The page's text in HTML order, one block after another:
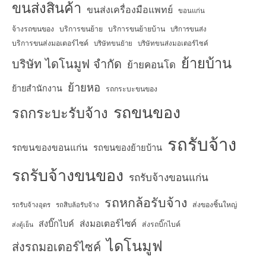
ขนส่งสินค้า ขนส่งเครื่องมือแพทย์ ขอนแก่น
จ้างรถขนของ บริการขนย้าย บริการขนย้ายบ้าน บริการขนส่ง
บริการขนส่งมอเตอร์ไซค์ บริษัทขนย้าย บริษัทขนส่งมอเตอร์ไซค์
บริษัท ไดโนมูฟ จำกัด ย้ายคอนโด ย้ายบ้าน
ย้ายสำนักงาน ย้ายหอ รถกระบะขนของ
รถกระบะรับจ้าง รถขนของ
รถขนของขอนแก่น รถขนของย้ายบ้าน รถรับจ้าง
รถรับจ้างขนของ รถรับจ้างขอนแก่น
รถรับจ้างอุดร รถสิบล้อรับจ้าง รถหกล้อรับจ้าง ส่งของชิ้นใหญ่
ส่งตู้เย็น ส่งบิ๊กไบค์ ส่งมอเตอร์ไซค์ ส่งรถบิ๊กไบค์
ส่งรถมอเตอร์ไซค์ ไดโนมูฟ